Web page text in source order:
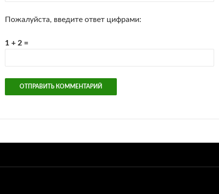
Пожалуйста, введите ответ цифрами:
1 + 2 =